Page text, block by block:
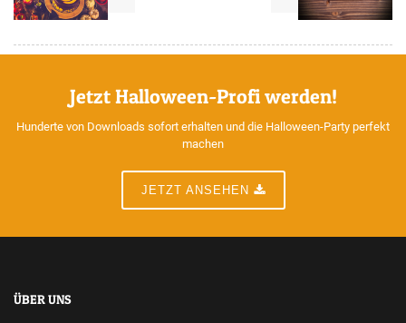
Jetzt Halloween-Profi werden!
Hunderte von Downloads sofort erhalten und die Halloween-Party perfekt
machen
JETZT ANSEHEN
ÜBER UNS